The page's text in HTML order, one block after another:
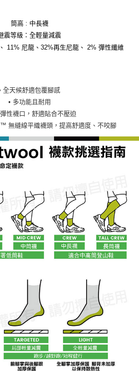
筒高 : 中長襪
震等級：全輕量減震
11% 尼龍、32%再生尼龍、 2% 彈性纖維
全天候舒適包覆腳感
• 多功能且耐用
性襪口，舒適貼合不壓迫
無縫線平織襪頭，提高舒適度、不咬腳